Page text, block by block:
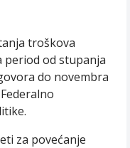
troškova
period od stupanja
do novembra
za povećanje